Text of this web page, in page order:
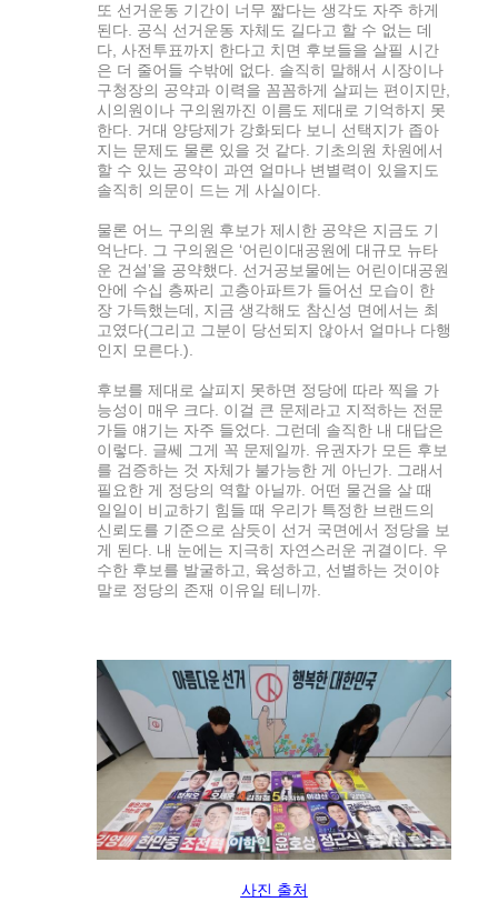
또 선거운동 기간이 너무 짧다는 생각도 자주 하게
된다. 공식 선거운동 자체도 길다고 할 수 없는 데
다, 사전투표까지 한다고 치면 후보들을 살필 시간
은 더 줄어들 수밖에 없다. 솔직히 말해서 시장이나
구청장의 공약과 이력을 꼼꼼하게 살피는 편이지만,
시의원이나 구의원까진 이름도 제대로 기억하지 못
한다. 거대 양당제가 강화되다 보니 선택지가 좁아
지는 문제도 물론 있을 것 같다. 기초의원 차원에서
할 수 있는 공약이 과연 얼마나 변별력이 있을지도
솔직히 의문이 드는 게 사실이다.
물론 어느 구의원 후보가 제시한 공약은 지금도 기
억난다. 그 구의원은 ‘어린이대공원에 대규모 뉴타
운 건설’을 공약했다. 선거공보물에는 어린이대공원
안에 수십 층짜리 고층아파트가 들어선 모습이 한
장 가득했는데, 지금 생각해도 참신성 면에서는 최
고였다(그리고 그분이 당선되지 않아서 얼마나 다행
인지 모른다.).
후보를 제대로 살피지 못하면 정당에 따라 찍을 가
능성이 매우 크다. 이걸 큰 문제라고 지적하는 전문
가들 얘기는 자주 들었다. 그런데 솔직한 내 대답은
이렇다. 글쎄 그게 꼭 문제일까. 유권자가 모든 후보
를 검증하는 것 자체가 불가능한 게 아닌가. 그래서
필요한 게 정당의 역할 아닐까. 어떤 물건을 살 때
일일이 비교하기 힘들 때 우리가 특정한 브랜드의
신뢰도를 기준으로 삼듯이 선거 국면에서 정당을 보
게 된다. 내 눈에는 지극히 자연스러운 귀결이다. 우
수한 후보를 발굴하고, 육성하고, 선별하는 것이야
말로 정당의 존재 이유일 테니까.
사진 출처